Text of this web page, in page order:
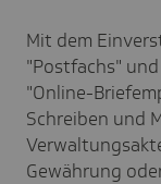
Mit dem
"Postfachs"
"Online-
Schreiben und
Gewährung